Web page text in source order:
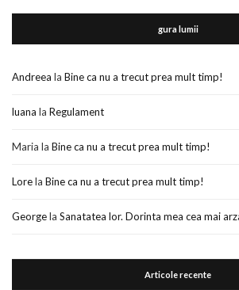
gura lumii
Andreea la Bine ca nu a trecut prea mult timp!
luana la Regulament
Maria la Bine ca nu a trecut prea mult timp!
Lorela Bine ca nu a trecut prea mult timp!
Georgela Sanatatea lor. Dorinta mea cea mai
Articole recente